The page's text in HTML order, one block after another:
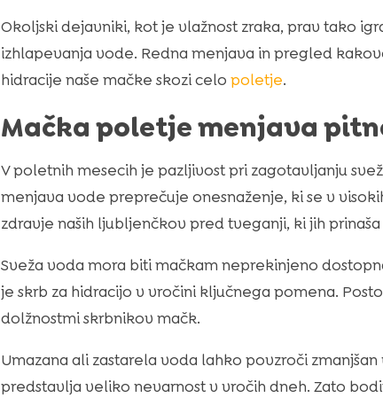
Okoljski dejavniki, kot je vlažnost zraka, prav tako
izhlapevanja vode. Redna menjava in pregled
hidracije naše mačke skozi celo poletje.
Mačka poletje menjava
V poletnih mesecih je pazljivost pri zagotavljanju
menjava vode preprečuje onesnaženje, ki se v
zdravje naših ljubljenčkov pred tveganji, ki jih prinaša
Sveža voda mora biti mačkam neprekinjeno
je skrb za hidracijo v vročini ključnega pomena.
dolžnostmi skrbnikov mačk.
Umazana ali zastarela voda lahko povzroči
predstavlja veliko nevarnost v vročih dneh. Zato